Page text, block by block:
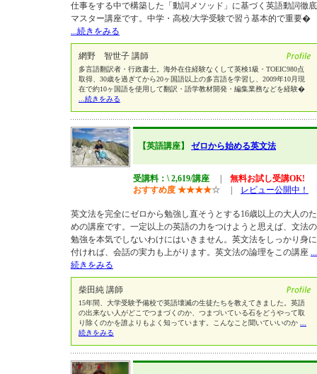
仕事をする中で構築した「動詞メソッド」に基づく英語動詞徹底
マスター講座です。中学・高校/大学受験で習う基本的で重要�
...続きをみる
網野 智世子 講師
多言語翻訳者・行政書士。海外在住経験なくして英検1級・TOEIC980点
取得、30歳を過ぎてから20ヶ国語以上の多言語を学習し、2009年10月現
在で約10ヶ国語を使用して翻訳・語学教材開発・編集業務などを経験�
...続きをみる
【英語講座】 ゼロから始める英文法
受講料：\ 2,619/講座
無料お試し受講OK!
おすすめ度 ★★★★☆ レビュー公開中！
英文法を完全にゼロから勉強し直そうとする16歳以上の大人のた
めの講座です。一定以上の英語の力をつけようと思えば、文法の
勉強を本気でしないわけにはいきません。英文法をしっかり身に
付ければ、会話の実力も上がります。英文法の論理をこの講座 ...
続きをみる
柴田純 講師
15年間、大学受験予備校で英語壊滅の生徒たちを教えてきました。英語
の出来ない人がどこでつまづくのか、つまづいている石をどうやって取
り除くのかを誰よりもよく知っています。こんなこと聞いていいのか
続きをみる